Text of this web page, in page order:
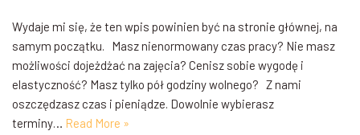
Wydaje mi się, że ten wpis powinien być na stronie głównej, na
samym początku. Masz nienormowany czas pracy? Nie masz
możliwości dojeżdżać na zajęcia? Cenisz sobie wygodę i
elastyczność? Masz tylko pół godziny wolnego? Z nami
oszczędzasz czas i pieniądze. Dowolnie wybierasz
terminy… Read More »